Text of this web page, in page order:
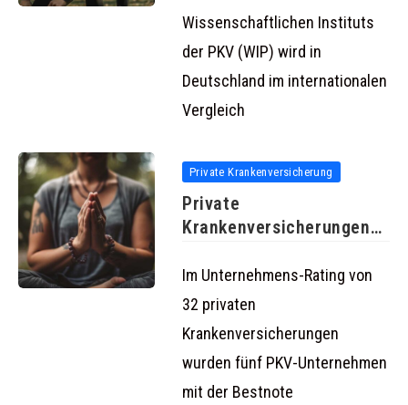
Wissenschaftlichen Instituts
der PKV (WIP) wird in
Deutschland im internationalen
Vergleich
Private Krankenversicherung
Private
Krankenversicherungen
Im Unternehmens-Rating von
32 privaten
Krankenversicherungen
wurden fünf PKV-Unternehmen
mit der Bestnote